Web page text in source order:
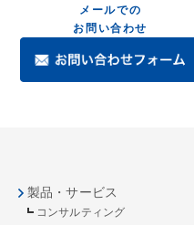
メールでの
お問い合わせ
製品・サービス
コンサルティング